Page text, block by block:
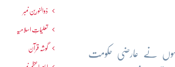
انہوں نے عارضی حکومت
ذوالنورین نمبر
تعلیماتِ اسلامیہ
گوشہ قرآن